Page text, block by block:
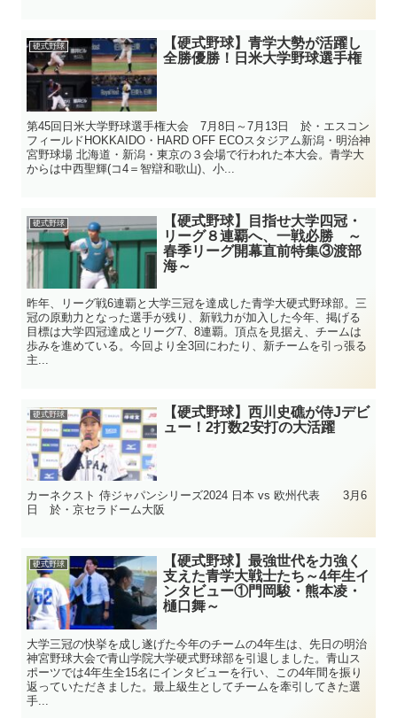
硬式野球
【硬式野球】青学大勢が活躍し
全勝優勝！日米大学野球選手権
第45回日米大学野球選手権大会 7月8日～7月13日 於・エスコン
フィールドHOKKAIDO・HARD OFF ECOスタジアム新潟・明治神
宮野球場 北海道・新潟・東京の３会場で行われた本大会。青学大
からは中西聖輝(コ4＝智辯和歌山)、小...
硬式野球
【硬式野球】目指せ大学四冠・
リーグ８連覇へ、一戦必勝 ～
春季リーグ開幕直前特集③渡部
海～
昨年、リーグ戦6連覇と大学三冠を達成した青学大硬式野球部。三
冠の原動力となった選手が残り、新戦力が加入した今年、掲げる
目標は大学四冠達成とリーグ7、8連覇。頂点を見据え、チームは
歩みを進めている。今回より全3回にわたり、新チームを引っ張る
主...
硬式野球
【硬式野球】西川史礁が侍Jデビ
ュー！2打数2安打の大活躍
カーネクスト 侍ジャパンシリーズ2024 日本 vs 欧州代表 3月6
日 於・京セラドーム大阪
硬式野球
【硬式野球】最強世代を力強く
支えた青学大戦士たち～4年生イ
ンタビュー①門岡駿・熊本凌・
樋口舞～
大学三冠の快挙を成し遂げた今年のチームの4年生は、先日の明治
神宮野球大会で青山学院大学硬式野球部を引退しました。青山ス
ポーツでは4年生全15名にインタビューを行い、この4年間を振り
返っていただきました。最上級生としてチームを牽引してきた選
手...